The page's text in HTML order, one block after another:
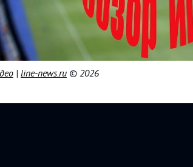
| line-news.ru © 2026